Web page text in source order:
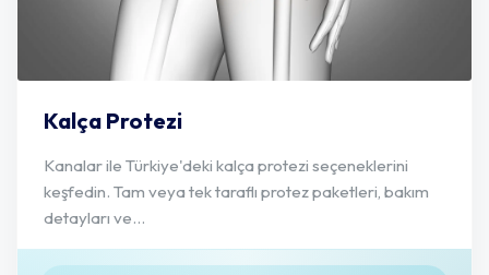
Kalça Protezi
Kanalar ile Türkiye'deki kalça protezi seçeneklerini
keşfedin. Tam veya tek taraflı protez paketleri, bakım
detayları ve...